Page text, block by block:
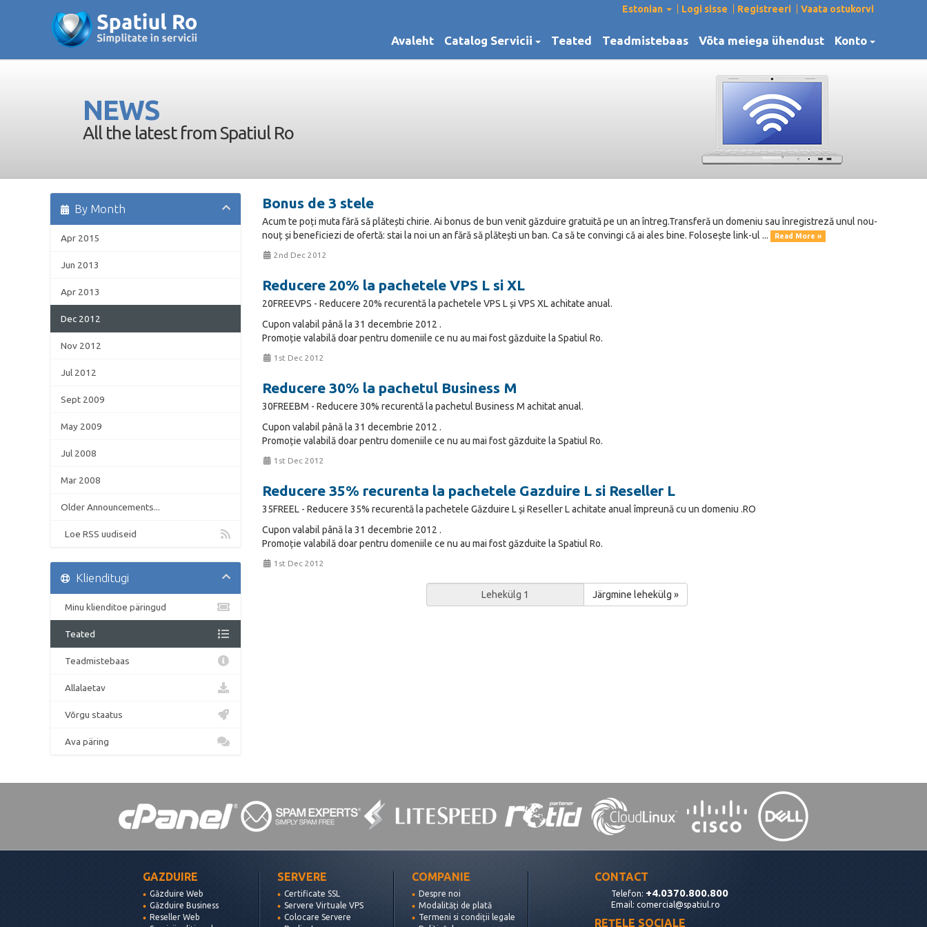
Estonian Logi sisse Registreeri Vaata ostukorvi
Avaleht Catalog Servicii Teated Teadmistebaas Võta meiega ühendust Konto
NEWS
All the latest from Spatiul Ro
By Month
Apr 2015
Jun 2013
Apr 2013
Dec 2012
Nov 2012
Jul 2012
Sept 2009
May 2009
Jul 2008
Mar 2008
Older Announcements...
Loe RSS uudiseid
Bonus de 3 stele
Acum te poți muta fără să plătești chirie. Ai bonus de bun venit găzduire gratuită pe un an întreg.Transferă un domeniu sau înregistreză unul nou-
nouț și beneficiezi de ofertă: stai la noi un an fără să plătești un ban. Ca să te convingi că ai ales bine. Folosește link-ul ...
Read More »
2nd Dec 2012
Reducere 20% la pachetele VPS L si XL
20FREEVPS - Reducere 20% recurentă la pachetele VPS L și VPS XL achitate anual.
Cupon valabil până la 31 decembrie 2012 .
Promoție valabilă doar pentru domeniile ce nu au mai fost găzduite la Spatiul Ro.
1st Dec 2012
Reducere 30% la pachetul Business M
30FREEBM - Reducere 30% recurentă la pachetul Business M achitat anual.
Cupon valabil până la 31 decembrie 2012 .
Promoție valabilă doar pentru domeniile ce nu au mai fost găzduite la Spatiul Ro.
1st Dec 2012
Reducere 35% recurenta la pachetele Gazduire L si Reseller L
35FREEL - Reducere 35% recurentă la pachetele Găzduire L și Reseller L achitate anual împreună cu un domeniu .RO
Cupon valabil până la 31 decembrie 2012 .
Promoție valabilă doar pentru domeniile ce nu au mai fost găzduite la Spatiul Ro.
1st Dec 2012
Järgmine lehekülg »
Klienditugi
Minu klienditoe päringud
Teated
Teadmistebaas
Allalaetav
Võrgu staatus
Ava päring
GAZDUIRE
Găzduire Web
Găzduire Business
Reseller Web
SERVERE
Certificate SSL
Servere Virtuale VPS
Colocare Servere
COMPANIE
Despre noi
Modalități de plată
Termeni si condiții legale
CONTACT
Telefon: +4.0370.800.800
Email: comercial@spatiul.ro
REȚELE SOCIALE